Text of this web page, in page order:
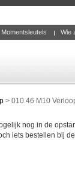
Momentsleutels Wie
> 010.46 M10
nog in de
iets bestellen bij